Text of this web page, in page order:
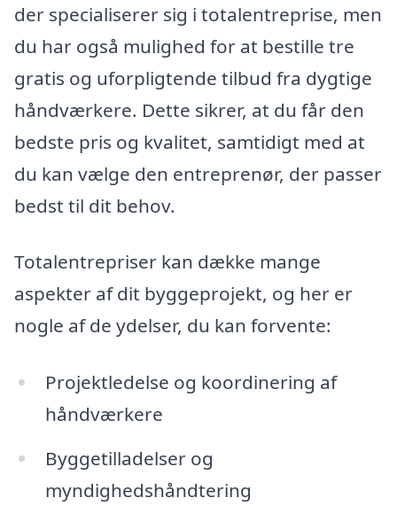
der specialiserer sig i totalentreprise, men
du har også mulighed for at bestille tre
gratis og uforpligtende tilbud fra dygtige
håndværkere. Dette sikrer, at du får den
bedste pris og kvalitet, samtidigt med at
du kan vælge den entreprenør, der passer
bedst til dit behov.
Totalentrepriser kan dække mange
aspekter af dit byggeprojekt, og her er
nogle af de ydelser, du kan forvente:
Projektledelse og koordinering af
håndværkere
Byggetilladelser og
myndighedshåndtering